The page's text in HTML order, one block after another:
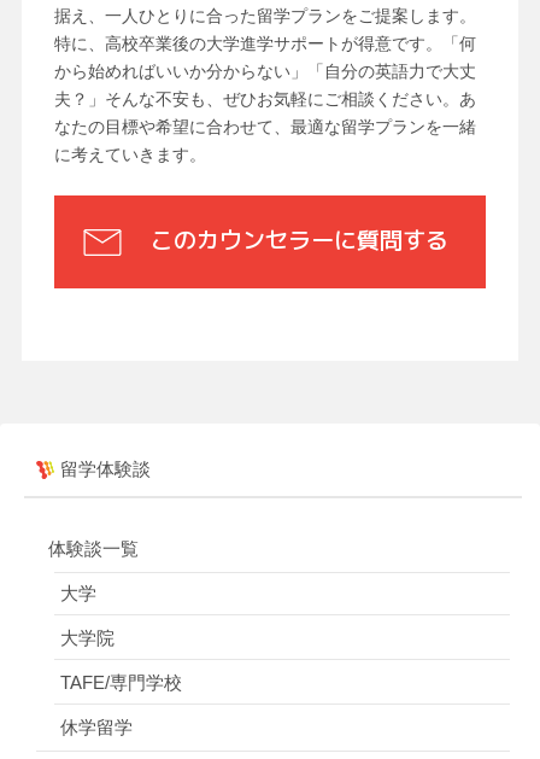
据え、一人ひとりに合った留学プランをご提案します。
特に、高校卒業後の大学進学サポートが得意です。「何
から始めればいいか分からない」「自分の英語力で大丈
夫？」そんな不安も、ぜひお気軽にご相談ください。あ
なたの目標や希望に合わせて、最適な留学プランを一緒
に考えていきます。
このカウンセラーに質問する
留学体験談
体験談一覧
大学
大学院
TAFE/専門学校
休学留学